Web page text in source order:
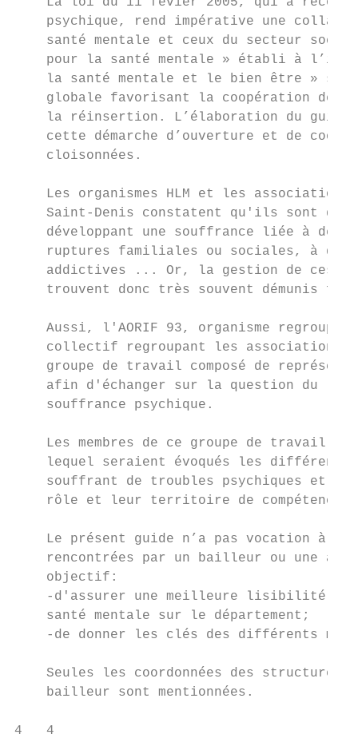
psychique, rend impérative une
santé mentale et ceux du secteur
pour la santé mentale » établi à
la santé mentale et le bien être »
globale favorisant la coopération des
la réinsertion. L’élaboration du
cette démarche d’ouverture et de
    cloisonnées.
Les organismes HLM et les
Saint-Denis constatent qu'ils sont de
développant une souffrance liée à des
ruptures familiales ou sociales, à
addictives ... Or, la gestion de ces
trouvent donc très souvent démunis
Aussi, l'AORIF 93, organisme
collectif regroupant les associations
groupe de travail composé de
afin d'échanger sur la question du
    souffrance psychique.
Les membres de ce groupe de travail
lequel seraient évoqués les
souffrant de troubles psychiques et
    rôle et leur territoire de compétences.
Le présent guide n’a pas vocation à
rencontrées par un bailleur ou une
    objectif:
-d'assurer une meilleure lisibilité
    santé mentale sur le département;
-de donner les clés des différents
Seules les coordonnées des structures
    bailleur sont mentionnées.
4   4